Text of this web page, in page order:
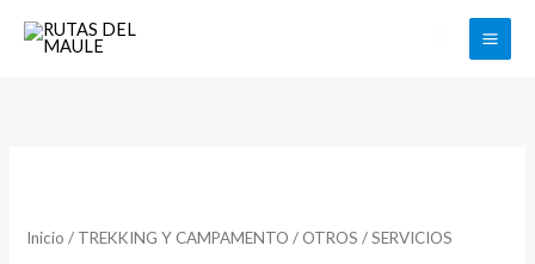
Buscar
Inicio / TREKKING Y CAMPAMENTO / OTROS / SERVICIOS